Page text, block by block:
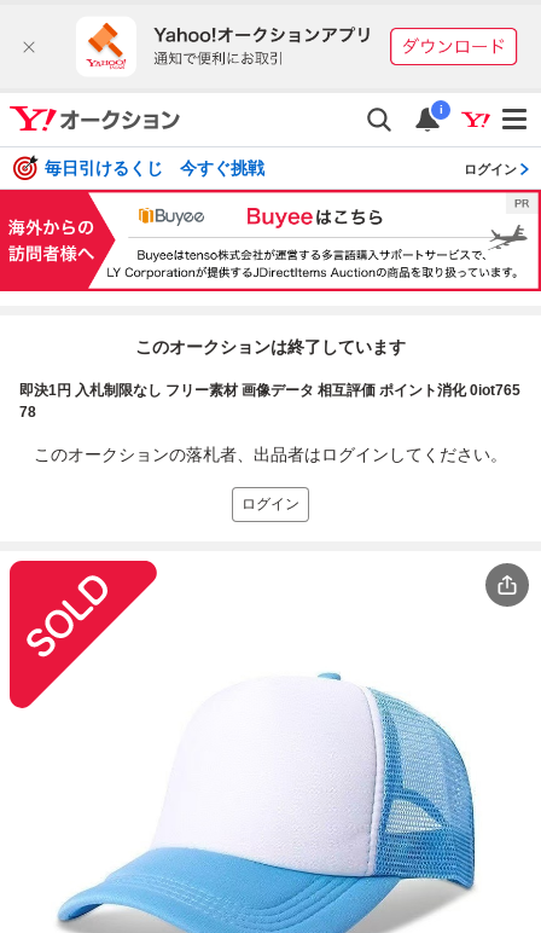
i
毎日引けるくじ 今すぐ挑戦 ログイン
このオークションは終了しています
即決1円 入札制限なし フリー素材 画像データ 相互評価 ポイント消化 0iot765
78
このオークションの落札者、出品者はログインしてください。
ログイン